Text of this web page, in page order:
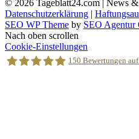
© 2026 Tageblatt24.com | News
Datenschutzerklärung |
SEO WP Theme by SEO Agentur
Nach oben scrollen
Cookie-Einstellungen
150 Bewertungen